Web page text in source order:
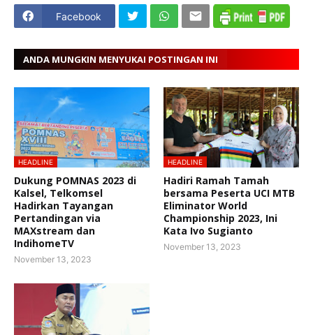
Facebook
ANDA MUNGKIN MENYUKAI POSTINGAN INI
HEADLINE
Dukung POMNAS 2023 di
Kalsel, Telkomsel
Hadirkan Tayangan
Pertandingan via
MAXstream dan
IndihomeTV
November 13, 2023
HEADLINE
Hadiri Ramah Tamah
bersama Peserta UCI MTB
Eliminator World
Championship 2023, Ini
Kata Ivo Sugianto
November 13, 2023